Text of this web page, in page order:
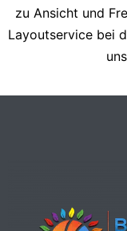
zu Ansicht und
Layoutservice bei